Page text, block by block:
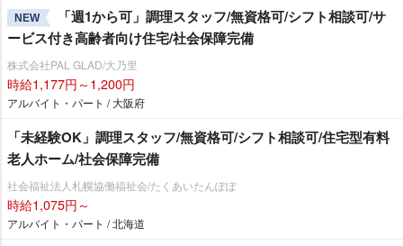
NEW
「週1から可」調理スタッフ/無資格可/シフト相談可/サ
ービス付き高齢者向け住宅/社会保障完備
株式会社PAL GLAD/大乃里
時給1,177円～1,200円
アルバイト・パート / 大阪府
「未経験OK」調理スタッフ/無資格可/シフト相談可/住宅型有料
老人ホーム/社会保障完備
社会福祉法人札幌協働福祉会/たくあいたんぽぽ
時給1,075円～
アルバイト・パート / 北海道